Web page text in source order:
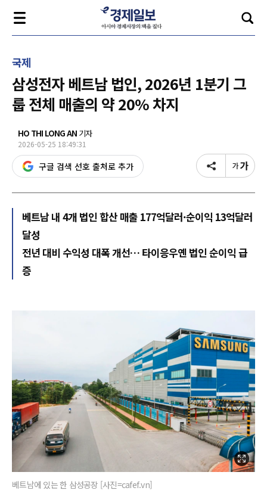
국제
삼성전자 베트남 법인, 2026년 1분기 그
룹 전체 매출의 약 20% 차지
HO THI LONG AN 기자
2026-05-25 18:49:31
구글 검색 선호 출처로 추가
베트남 내 4개 법인 합산 매출 177억달러·순이익 13억달러
달성
전년 대비 수익성 대폭 개선… 타이응우옌 법인 순이익 급
증
베트남에 있는 한 삼성공장 [사진=cafef.vn]